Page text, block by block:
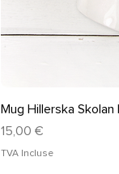
Mug Hillerska Skolan
Prix
15,00 €
TVA Incluse